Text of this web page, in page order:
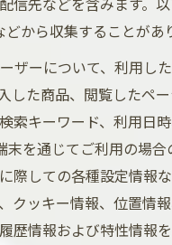
から収集することがあ
ザーについて、利用し
した商品、閲覧したペ
索キーワード、利用日
末を通じてご利用の場
際しての各種設定情報
クッキー情報、位置情
歴情報および特性情報